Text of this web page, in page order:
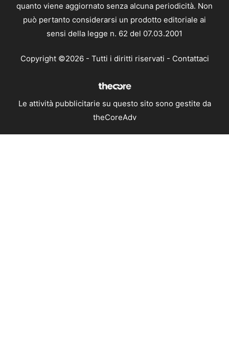
quanto viene aggiornato senza alcuna periodicità. Non
può pertanto considerarsi un prodotto editoriale ai
sensi della legge n. 62 del 07.03.2001
Copyright ©2026 - Tutti i diritti riservati - Contattaci
Le attività pubblicitarie su questo sito sono gestite da
theCoreAdv